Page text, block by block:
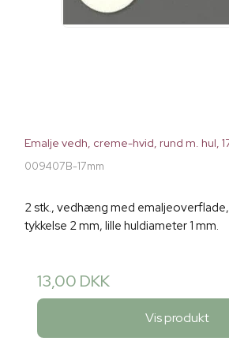
Emalje vedh, creme-hvid, rund m. hul,
009407B-17mm
2 stk., vedhæng med
tykkelse 2 mm, lille huldiameter 1 mm.
13,00 DKK
Vis produkt